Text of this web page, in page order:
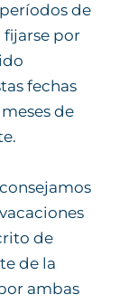
de
fijarse por
fechas
de
de
de la
ambas